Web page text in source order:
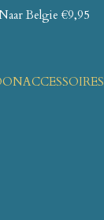
Belgie €9,95